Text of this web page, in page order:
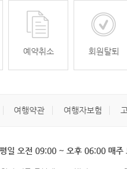
예약취소 회원탈퇴
여행약관 여행자보험
일 오전 09:00 ~ 오후 06:00 매주